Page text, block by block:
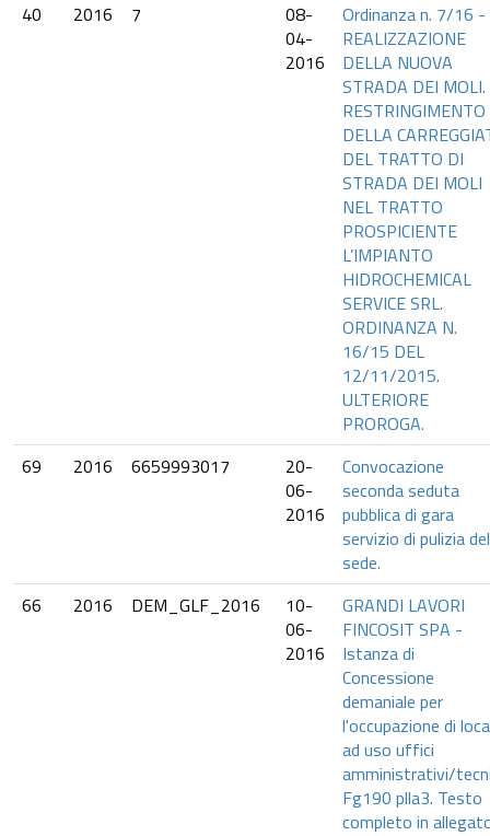
40
2016 7
08-
04-
2016
Ordinanza n. 7/16 -
REALIZZAZIONE
DELLA NUOVA
STRADA DEI MOLI.
RESTRINGIMENTO
DELLA
DEL TRATTO DI
STRADA DEI MOLI
NEL TRATTO
PROSPICIENTE
L’IMPIANTO
HIDROCHEMICAL
SERVICE SRL.
ORDINANZA N.
16/15 DEL
12/11/2015.
ULTERIORE
PROROGA.
69
2016 6659993017
20-
06-
2016
Convocazione
seconda seduta
pubblica di gara
servizio di pulizia
sede.
66
2016 DEM_GLF_2016
10-
06-
2016
GRANDI LAVORI
FINCOSIT SPA -
Istanza di
Concessione
demaniale per
l'occupazione di
ad uso uffici
amministrativi/
Fg190 plla3. Testo
completo in